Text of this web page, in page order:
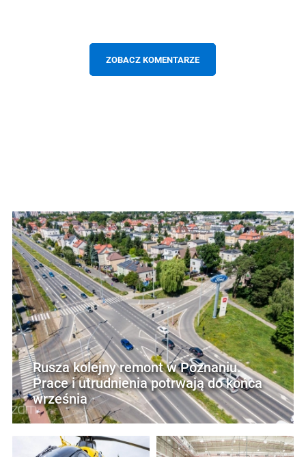
ZOBACZ KOMENTARZE
Rusza kolejny remont w Poznaniu.
Prace i utrudnienia potrwają do końca
września